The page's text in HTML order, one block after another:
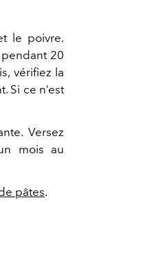
le poivre.
20
vérifiez la
Si ce n’est
Versez
mois au
pâtes.